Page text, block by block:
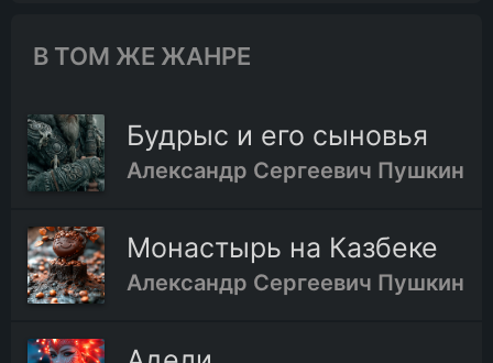
В ТОМ ЖЕ ЖАНРЕ
Будрыс и его сыновья
Александр Сергеевич Пушкин
Монастырь на Казбеке
Александр Сергеевич Пушкин